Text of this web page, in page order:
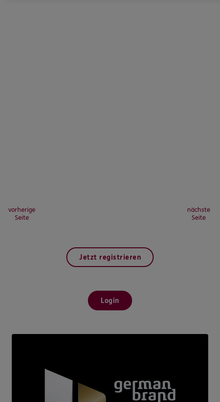
vorherige
Seite
nächste
Seite
Jetzt registrieren
Login